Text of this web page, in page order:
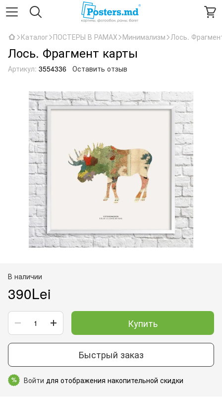
Каталог ПОСТЕРЫ В РАМАХ Минимализм Лось.
Лось. Фрагмент карты
Артикул: 3554336 Оставить отзыв
В наличии
390Lei
Купить
Быстрый заказ
% Войти для отображения накопительной скидки